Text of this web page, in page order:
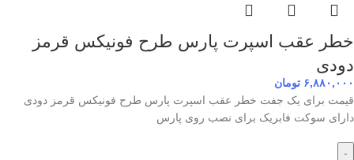
خطر عقب اسپرت پارس طرح فونیکس قرمز
دودی
۶,۸۸۰,۰۰۰ تومان
قیمت برای یک جفت خطر عقب اسپرت پارس طرح فونیکس قرمز دودی
دارای سوکت فابریک برای نصب روی پارس
-